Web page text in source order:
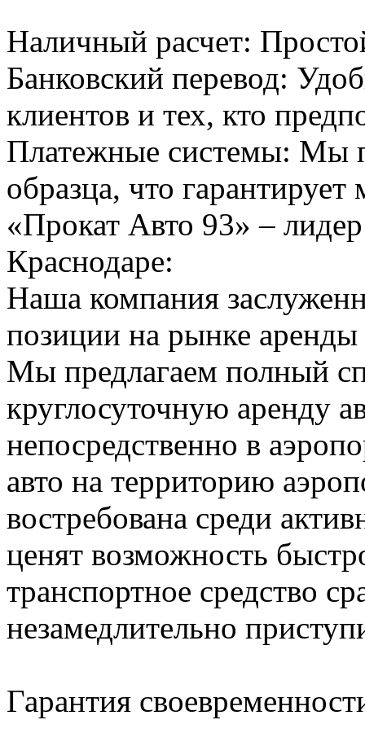
Наличный расчет:
Банковский перевод:
клиентов и тех, кто
Платежные системы: Мы
образца, что
«Прокат Авто 93» –
Краснодаре:
Наша компания
позиции на рынке
Мы предлагаем полный
круглосуточную аренду
непосредственно в
авто на территорию
востребована среди
ценят возможность
транспортное средство
незамедлительно
Гарантия